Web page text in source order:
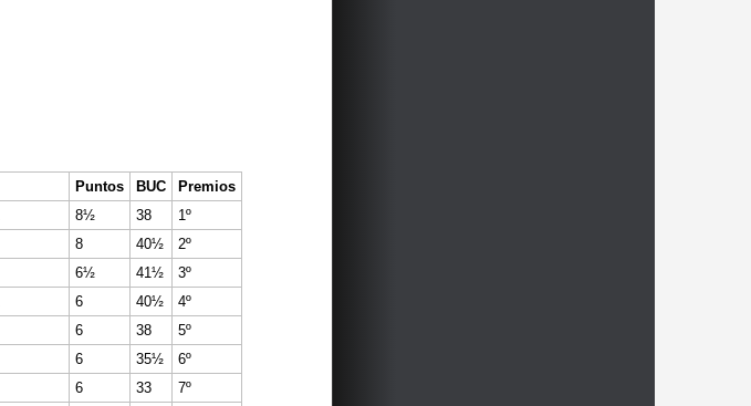
Puntos BUC
Premios
8½ 38
1º
8 40½
2º
6½ 41½
3º
6 40½
4º
6 38
5º
6 35½
6º
6 33
7º